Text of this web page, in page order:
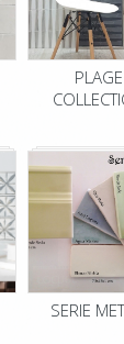
PLAGE
SERIE